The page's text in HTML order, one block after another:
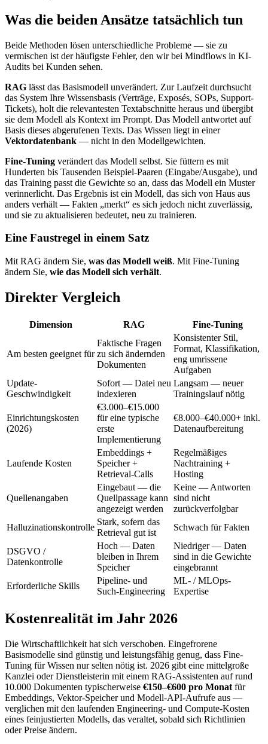
Was die beiden Ansätze tatsächlich tun
Beide Methoden lösen unterschiedliche Probleme — sie zu
vermischen ist der häufigste Fehler, den wir bei Mindflows in KI-
Audits bei Kunden sehen.
RAG lässt das Basismodell unverändert. Zur Laufzeit durchsucht
das System Ihre Wissensbasis (Verträge, Exposés, SOPs, Support-
Tickets), holt die relevantesten Textabschnitte heraus und übergibt
sie dem Modell als Kontext im Prompt. Das Modell antwortet auf
Basis dieses abgerufenen Texts. Das Wissen liegt in einer
Vektordatenbank — nicht in den Modellgewichten.
Fine-Tuning verändert das Modell selbst. Sie füttern es mit
Hunderten bis Tausenden Beispiel-Paaren (Eingabe/Ausgabe), und
das Training passt die Gewichte so an, dass das Modell ein Muster
verinnerlicht. Das Ergebnis ist ein Modell, das sich von Haus aus
anders verhält — Fakten „merkt“ es sich jedoch nicht zuverlässig,
und sie zu aktualisieren bedeutet, neu zu trainieren.
Eine Faustregel in einem Satz
Mit RAG ändern Sie, was das Modell weiß. Mit Fine-Tuning
ändern Sie, wie das Modell sich verhält.
Direkter Vergleich
Dimension RAG Fine-Tuning
Am besten geeignet für
Faktische Fragen
zu sich ändernden
Dokumenten
Konsistenter Stil,
Format, Klassifikation,
eng umrissene
Aufgaben
Update-
Geschwindigkeit
Sofort — Datei neu
indexieren
Langsam — neuer
Trainingslauf nötig
Einrichtungskosten
(2026)
€3.000–€15.000
für eine typische
erste
Implementierung
€8.000–€40.000+ inkl.
Datenaufbereitung
Laufende Kosten
Embeddings +
Speicher +
Retrieval-Calls
Regelmäßiges
Nachtraining +
Hosting
Quellenangaben
Eingebaut — die
Quellpassage kann
angezeigt werden
Keine — Antworten
sind nicht
zurückverfolgbar
Halluzinationskontrolle
Stark, sofern das
Retrieval gut ist
Schwach für Fakten
DSGVO /
Datenkontrolle
Hoch — Daten
bleiben in Ihrem
Speicher
Niedriger — Daten
sind in die Gewichte
eingebrannt
Erforderliche Skills
Pipeline- und
Such-Engineering
ML- / MLOps-
Expertise
Kostenrealität im Jahr 2026
Die Wirtschaftlichkeit hat sich verschoben. Eingefrorene
Basismodelle sind günstig und leistungsfähig genug, dass Fine-
Tuning für Wissen nur selten nötig ist. 2026 gibt eine mittelgroße
Kanzlei oder Dienstleisterin mit einem RAG-Assistenten auf rund
10.000 Dokumenten typischerweise €150–€600 pro Monat für
Embeddings, Vektor-Speicher und Modell-API-Aufrufe aus —
verglichen mit den laufenden Engineering- und Compute-Kosten
eines feinjustierten Modells, das veraltet, sobald sich Richtlinien
oder Preise ändern.